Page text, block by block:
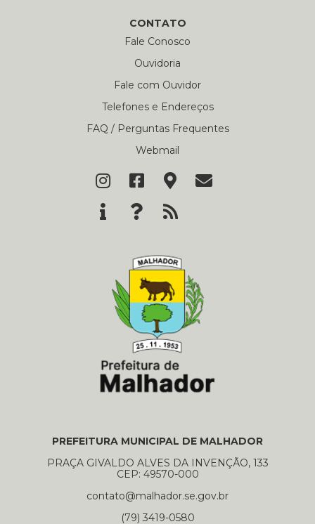
CONTATO
Fale Conosco
Ouvidoria
Fale com Ouvidor
Telefones e Endereços
FAQ / Perguntas Frequentes
Webmail
PREFEITURA MUNICIPAL DE MALHADOR
PRAÇA GIVALDO ALVES DA INVENÇÃO, 133
CEP: 49570-000
contato@malhador.se.gov.br
(79) 3419-0580